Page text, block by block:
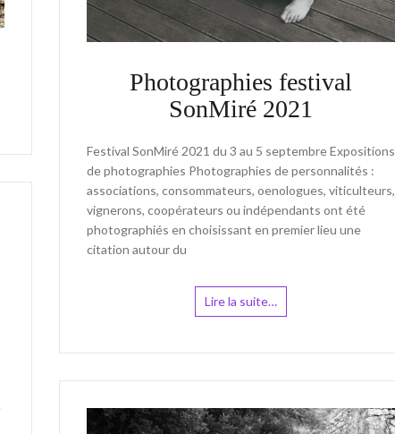
Photographies festival
SonMiré 2021
Festival SonMiré 2021 du 3 au 5 septembre Expositions
de photographies Photographies de personnalités :
associations, consommateurs, oenologues, viticulteurs,
vignerons, coopérateurs ou indépendants ont été
photographiés en choisissant en premier lieu une
citation autour du
Lire la suite…